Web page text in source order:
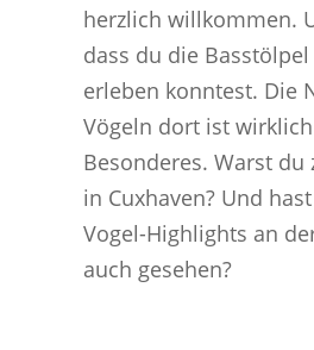
herzlich willkommen.
dass du die
erleben konntest. Die
Vögeln dort ist
Besonderes. Warst du
in Cuxhaven? Und
Vogel-Highlights an
auch gesehen?